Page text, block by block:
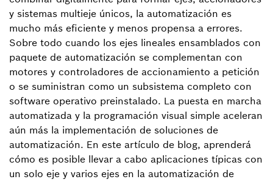
y sistemas multieje únicos, la automatización es
mucho más eficiente y menos propensa a errores.
Sobre todo cuando los ejes lineales ensamblados con
paquete de automatización se complementan con
motores y controladores de accionamiento a petición
o se suministran como un subsistema completo con
software operativo preinstalado. La puesta en marcha
automatizada y la programación visual simple aceleran
aún más la implementación de soluciones de
automatización. En este artículo de blog, aprenderá
cómo es posible llevar a cabo aplicaciones típicas con
un solo eje y varios ejes en la automatización de